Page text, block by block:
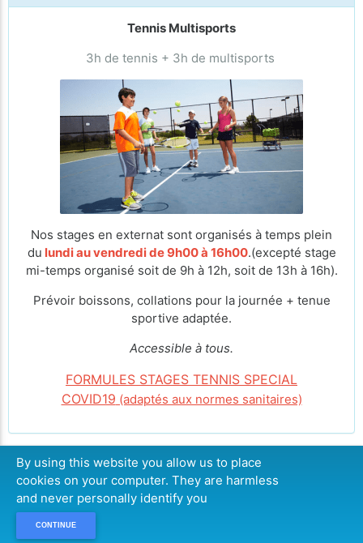
Tennis Multisports
3h de tennis + 3h de multisports
Nos stages en externat sont organisés à temps plein
du lundi au vendredi de 9h00 à 16h00.(excepté stage
mi-temps organisé soit de 9h à 12h, soit de 13h à 16h).
Prévoir boissons, collations pour la journée + tenue
sportive adaptée.
Accessible à tous.
FORMULES STAGES TENNIS SPECIAL
COVID19 (adaptés aux normes sanitaires)
CONTINUER
By using this website you allow us to place
cookies on your computer. They are harmless
and never personally identify you
CONTINUE